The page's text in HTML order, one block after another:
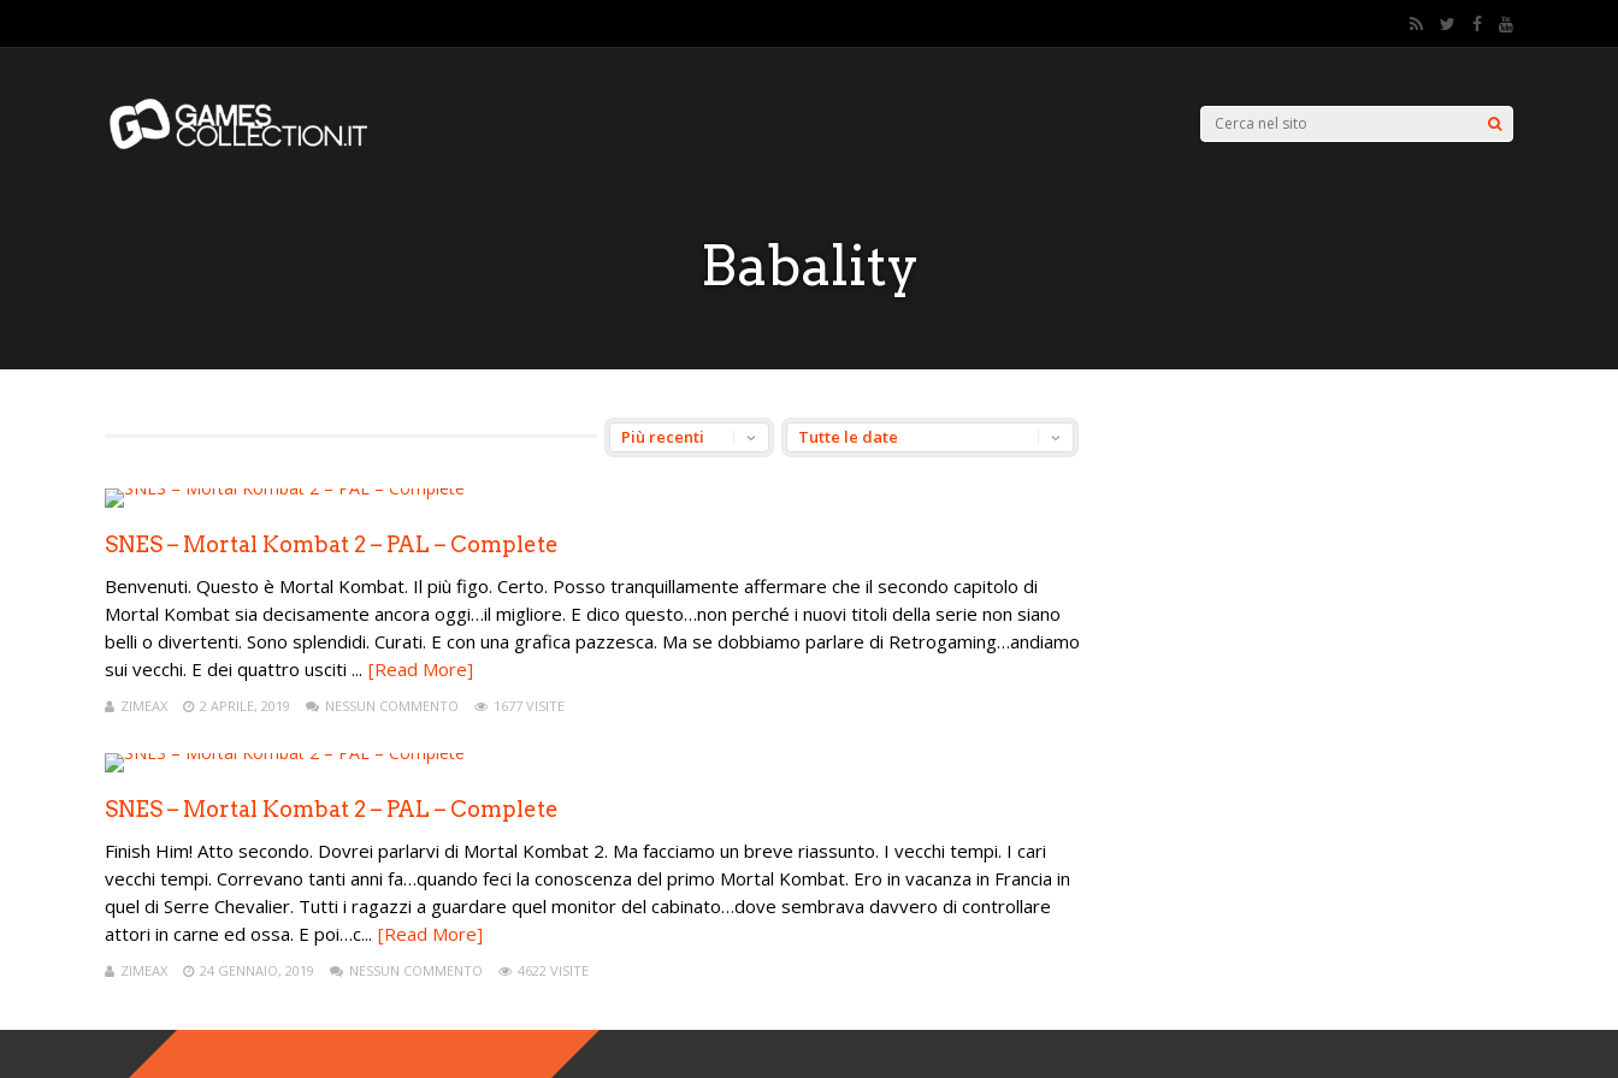
Babality
SNES – Mortal Kombat 2 – PAL – Complete
Benvenuti. Questo è Mortal Kombat. Il più figo. Certo. Posso tranquillamente affermare che il secondo capitolo di
Mortal Kombat sia decisamente ancora oggi…il migliore. E dico questo…non perché i nuovi titoli della serie non siano
belli o divertenti. Sono splendidi. Curati. E con una grafica pazzesca. Ma se dobbiamo parlare di Retrogaming…andiamo
sui vecchi. E dei quattro usciti ... [Read More]
ZIMEAX 2 APRILE, 2019 NESSUN COMMENTO 1677 VISITE
SNES – Mortal Kombat 2 – PAL – Complete
Finish Him! Atto secondo. Dovrei parlarvi di Mortal Kombat 2. Ma facciamo un breve riassunto. I vecchi tempi. I cari
vecchi tempi. Correvano tanti anni fa…quando feci la conoscenza del primo Mortal Kombat. Ero in vacanza in Francia in
quel di Serre Chevalier. Tutti i ragazzi a guardare quel monitor del cabinato…dove sembrava davvero di controllare
attori in carne ed ossa. E poi…c... [Read More]
ZIMEAX 24 GENNAIO, 2019 NESSUN COMMENTO 4622 VISITE